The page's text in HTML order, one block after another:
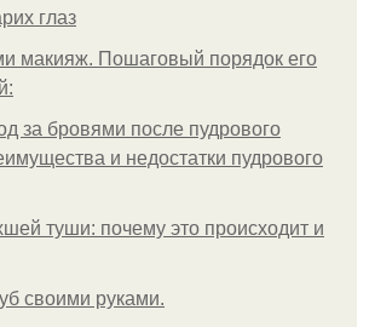
глаз
макияж. Пошаговый порядок его
за бровями после пудрового
и недостатки пудрового
туши: почему это происходит и
своими руками.